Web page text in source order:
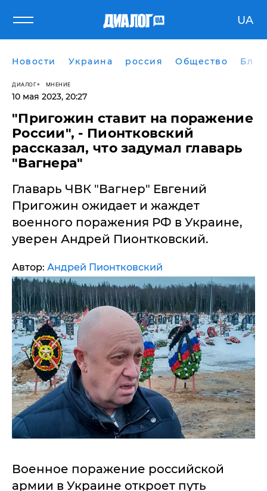
UA
Новости Украина россия Общество
ДИАЛОГ МНЕНИЕ
10 мая 2023, 20:27
​"Пригожин ставит на поражение
России", - Пионтковский
рассказал, что задумал главарь
"Вагнера"
Главарь ЧВК "Вагнер" Евгений
Пригожин ожидает и жаждет
военного поражения РФ в Украине,
уверен Андрей Пионтковский.
Автор: Андрей Пионтковский
Военное поражение российской
армии в Украине откроет путь